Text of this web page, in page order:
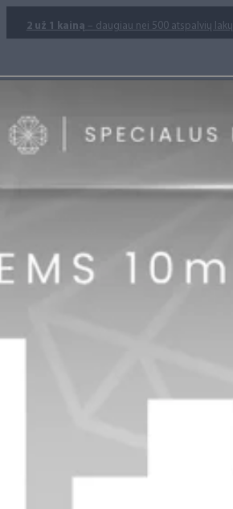
2 už 1 kainą – daugiau nei 500 atspalvių lakų